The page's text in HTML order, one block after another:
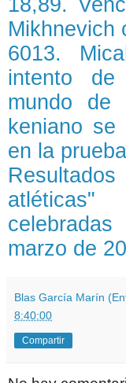
18,89.
Mikhnevich
6013.
intento
mundo de
keniano
en la
marzo de
Blas García Marín
8:40:00
Compartir